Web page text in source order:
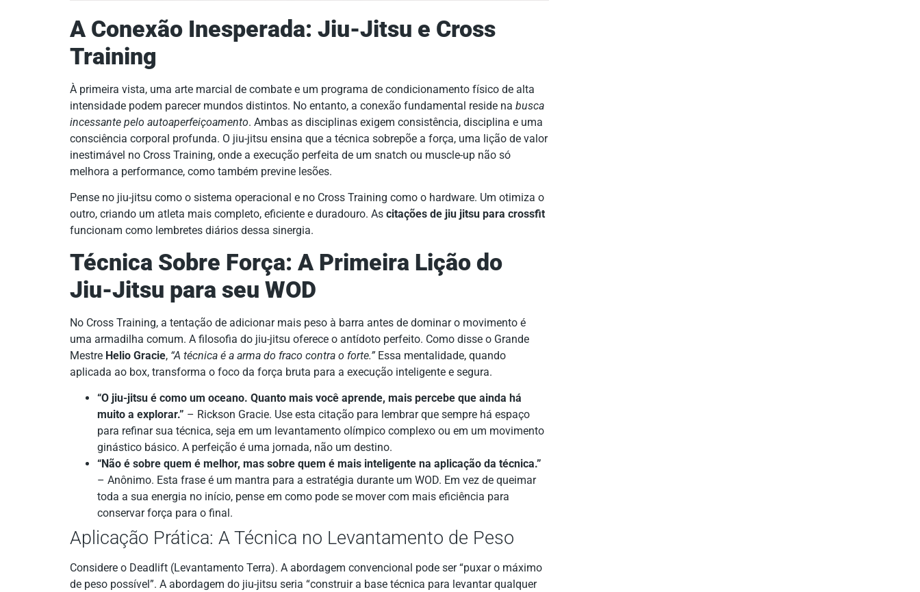
A Conexão Inesperada: Jiu-Jitsu e Cross
Training
À primeira vista, uma arte marcial de combate e um programa de condicionamento físico de alta
intensidade podem parecer mundos distintos. No entanto, a conexão fundamental reside na busca
incessante pelo autoaperfeiçoamento. Ambas as disciplinas exigem consistência, disciplina e uma
consciência corporal profunda. O jiu-jitsu ensina que a técnica sobrepõe a força, uma lição de valor
inestimável no Cross Training, onde a execução perfeita de um snatch ou muscle-up não só
melhora a performance, como também previne lesões.
Pense no jiu-jitsu como o sistema operacional e no Cross Training como o hardware. Um otimiza o
outro, criando um atleta mais completo, eficiente e duradouro. As citações de jiu jitsu para crossfit
funcionam como lembretes diários dessa sinergia.
Técnica Sobre Força: A Primeira Lição do
Jiu-Jitsu para seu WOD
No Cross Training, a tentação de adicionar mais peso à barra antes de dominar o movimento é
uma armadilha comum. A filosofia do jiu-jitsu oferece o antídoto perfeito. Como disse o Grande
Mestre Helio Gracie, “A técnica é a arma do fraco contra o forte.”Essa mentalidade, quando
aplicada ao box, transforma o foco da força bruta para a execução inteligente e segura.
“O jiu-jitsu é como um oceano. Quanto mais você aprende, mais percebe que ainda há
muito a explorar.” – Rickson Gracie. Use esta citação para lembrar que sempre há espaço
para refinar sua técnica, seja em um levantamento olímpico complexo ou em um movimento
ginástico básico. A perfeição é uma jornada, não um destino.
“Não é sobre quem é melhor, mas sobre quem é mais inteligente na aplicação da técnica.”
– Anônimo. Esta frase é um mantra para a estratégia durante um WOD. Em vez de queimar
toda a sua energia no início, pense em como pode se mover com mais eficiência para
conservar força para o final.
Aplicação Prática: A Técnica no Levantamento de Peso
Considere o Deadlift (Levantamento Terra). A abordagem convencional pode ser “puxar o máximo
de peso possível”. A abordagem do jiu-jitsu seria “construir a base técnica para levantar qualquer